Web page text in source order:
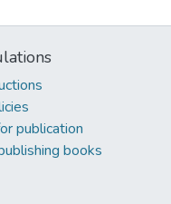
publication
books